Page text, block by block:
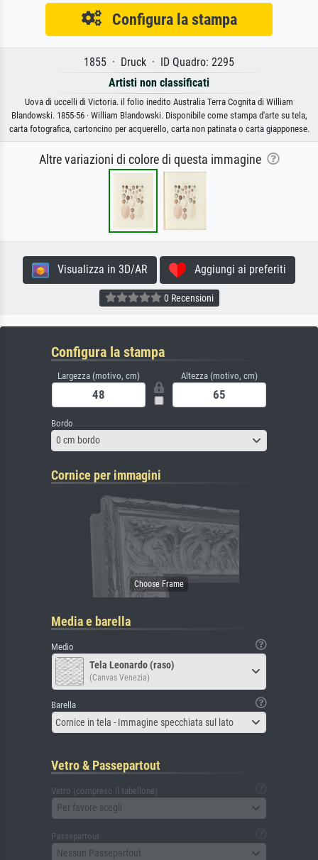
Configura la stampa
1855 · Druck · ID Quadro: 2295
Artisti non classificati
Uova di uccelli di Victoria. il folio inedito Australia Terra Cognita di William
Blandowski. 1855-56 · William Blandowski. Disponibile come stampa d'arte su tela,
carta fotografica, cartoncino per acquerello, carta non patinata o carta giapponese.
Altre variazioni di colore di questa immagine
Visualizza in 3D/AR Aggiungi ai preferiti
0 Recensioni
Configura la stampa
Largezza (motivo, cm) Altezza (motivo, cm)
Bordo
0 cm bordo
Cornice per immagini
Media e barella
Medio
Tela Leonardo (raso)
(Canvas Venezia)
Barella
Cornice in tela - Immagine specchiata sul lato
Vetro & Passepartout
Vetro (compreso il tabellone)
Per favore scegli
Passepartout
Nessun Passepartout